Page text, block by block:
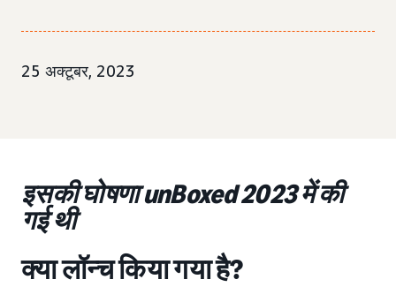
25 अक्टूबर, 2023
इसकी घोषणा unBoxed 2023 में की
गई थी
क्या लॉन्च किया गया है?